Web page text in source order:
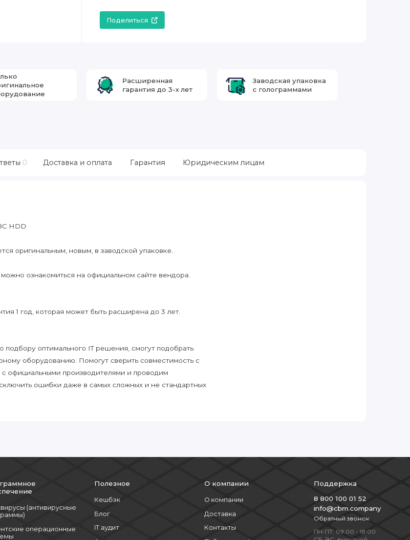
Поделиться
Расширенная
гарантия до 3-х лет
Заводская упаковка
с голограммами
0 Доставка и оплата Гарантия Юридическим лицам
HDD
оригинальным, новым, в заводской упаковке.
ознакомиться на официальном сайте вендора.
1 год, которая может быть расширена до 3 лет.
оптимального IT решения, смогут подобрать
оборудованию. Помогут сверить совместимость с
официальными производителями и проводим
ошибки даже в самых сложных и не стандартных
(антивирусные
операционные
Полезное
Кешбэк
Блог
IT аудит
О компании
О компании
Доставка
Контакты
Поддержка
8 800 100 01 52
info@cbm.company
Обратный звонок
ПН-ПТ: 09:00 - 18:00